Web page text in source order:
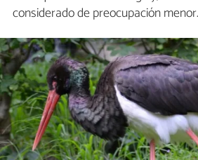
considerado de preocupación menor.